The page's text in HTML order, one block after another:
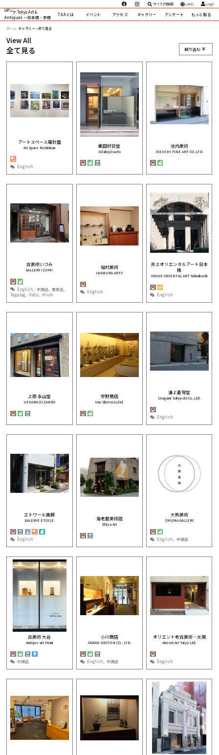
サイト内検索 LANG
Login
TAAとは
イベント アクセス ギャラリー アンケート もっと知る
ホーム ギャラリー »全て見る
View All
全て見る 絞り込む
アートスペース羅針盤
Art Space Rashinban
English
飯田好日堂
Iidakojitsudo
池内美術
IKEUCHI FINE ART CO.,LTD.
古美術いづみ
GALLERY IZUMI
English 中国話
廣東話
Tagalog
Urdu Hindi
稲村美術
INAMURA ARTS
English
井上オリエンタルアート日本
橋
INOUE ORIENTAL ART Nihonbashi
English
上原 永山堂
UEHARA EIZANDO
宇野商店
Uno Shoten.co,ltd.
浦上蒼穹堂
Uragami Sokyu-do Co.,Ltd.
English
エトワール画廊
GALERIE ETOILE
English
海老屋美術店
Ebiya Art
大熊美術
OKUMA GALLERY
English 中国話
古美術 大谷
Antique art Otani
中国話
小川商店
OGAWA SHOTEN CO., LTD.
English 中国話
オリエント考古美術・太陽
Ancient Art Taiyo Ltd.
English